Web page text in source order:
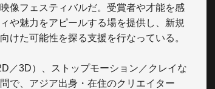
像フェスティバルだ。受賞者や才能を感
や魅力をアピールする場を提供し、新規
けた可能性を探る支援を行なっている。
／3D）、ストップモーション／クレイな
で、アジア出身・在住のクリエイター